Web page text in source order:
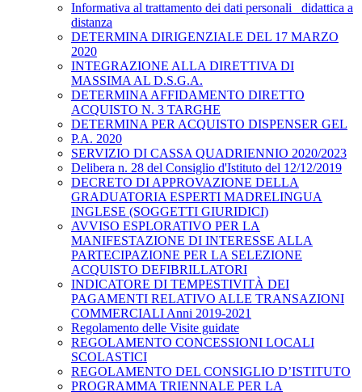
Informativa al trattamento dei dati personali _didattica a
distanza
DETERMINA DIRIGENZIALE DEL 17 MARZO
2020
INTEGRAZIONE ALLA DIRETTIVA DI
MASSIMA AL D.S.G.A.
DETERMINA AFFIDAMENTO DIRETTO
ACQUISTO N. 3 TARGHE
DETERMINA PER ACQUISTO DISPENSER GEL
P.A. 2020
SERVIZIO DI CASSA QUADRIENNIO 2020/2023
Delibera n. 28 del Consiglio d'Istituto del 12/12/2019
DECRETO DI APPROVAZIONE DELLA
GRADUATORIA ESPERTI MADRELINGUA
INGLESE (SOGGETTI GIURIDICI)
AVVISO ESPLORATIVO PER LA
MANIFESTAZIONE DI INTERESSE ALLA
PARTECIPAZIONE PER LA SELEZIONE
ACQUISTO DEFIBRILLATORI
INDICATORE DI TEMPESTIVITÀ DEI
PAGAMENTI RELATIVO ALLE TRANSAZIONI
COMMERCIALI Anni 2019-2021
Regolamento delle Visite guidate
REGOLAMENTO CONCESSIONI LOCALI
SCOLASTICI
REGOLAMENTO DEL CONSIGLIO D’ISTITUTO
PROGRAMMA TRIENNALE PER LA